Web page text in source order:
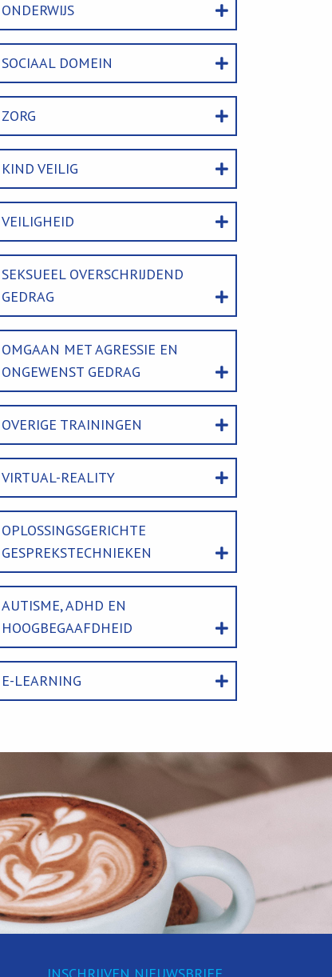
ONDERWIJS
SOCIAAL DOMEIN
ZORG
KIND VEILIG
VEILIGHEID
SEKSUEEL OVERSCHRIJDEND
GEDRAG
OMGAAN MET AGRESSIE EN
ONGEWENST GEDRAG
OVERIGE TRAININGEN
VIRTUAL-REALITY
OPLOSSINGSGERICHTE
GESPREKSTECHNIEKEN
AUTISME, ADHD EN
HOOGBEGAAFDHEID
E-LEARNING